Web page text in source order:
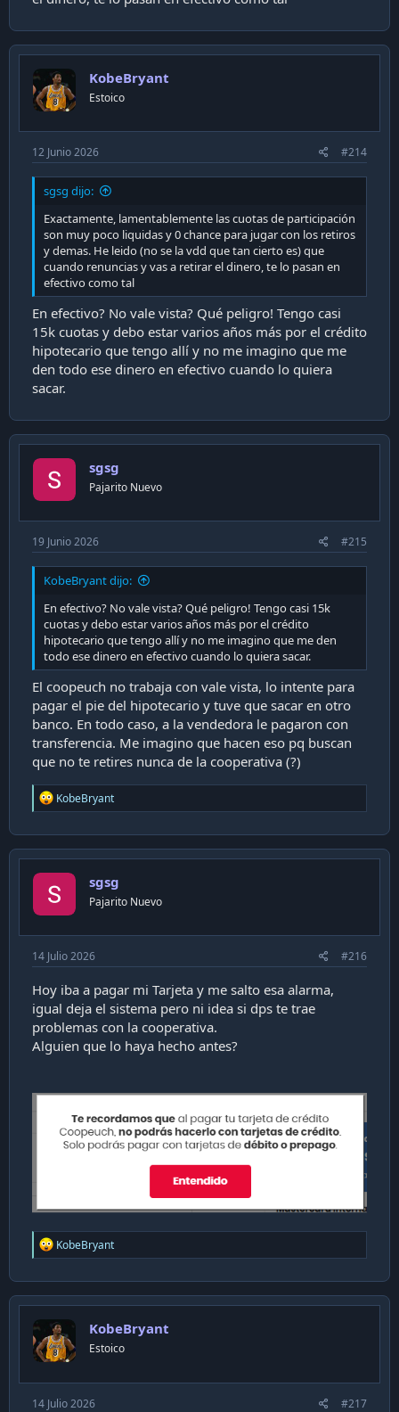
KobeBryant
Estoico
12 Junio 2026 #214
sgsg dijo:
Exactamente, lamentablemente las cuotas de participación
son muy poco liquidas y 0 chance para jugar con los retiros
y demas. He leido (no se la vdd que tan cierto es) que
cuando renuncias y vas a retirar el dinero, te lo pasan en
efectivo como tal
En efectivo? No vale vista? Qué peligro! Tengo casi
15k cuotas y debo estar varios años más por el crédito
hipotecario que tengo allí y no me imagino que me
den todo ese dinero en efectivo cuando lo quiera
sacar.
sgsg
Pajarito Nuevo
19 Junio 2026 #215
KobeBryant dijo:
En efectivo? No vale vista? Qué peligro! Tengo casi 15k
cuotas y debo estar varios años más por el crédito
hipotecario que tengo allí y no me imagino que me den
todo ese dinero en efectivo cuando lo quiera sacar.
El coopeuch no trabaja con vale vista, lo intente para
pagar el pie del hipotecario y tuve que sacar en otro
banco. En todo caso, a la vendedora le pagaron con
transferencia. Me imagino que hacen eso pq buscan
que no te retires nunca de la cooperativa (?)
R
e
c
t
o
n
KobeBryant
sgsg
Pajarito Nuevo
14 Julio 2026 #216
Hoy iba a pagar mi Tarjeta y me salto esa alarma,
igual deja el sistema pero ni idea si dps te trae
problemas con la cooperativa.
Alguien que lo haya hecho antes?
R
e
c
t
o
n
s
KobeBryant
KobeBryant
Estoico
14 Julio 2026 #217